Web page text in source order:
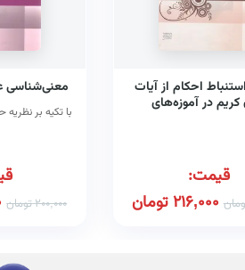
احکام از آیات
کریم در آموزه‌های
قیمت:
216,000تومان
معنی‌شناسی
با تکیه بر
200,000تومان